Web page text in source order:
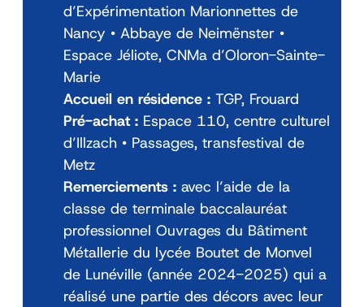
d’Expérimentation Marionnettes de
Nancy • Abbaye de Neimënster •
Espace Jéliote, CNMa d’Oloron-Sainte-
Marie
Accueil en résidence : TGP, Frouard
Pré-achat : Espace 110, centre culturel
d’Illzach • Passages, transfestival de
Metz
Remerciements : avec l’aide de la
classe de terminale baccalauréat
professionnel Ouvrages du Bâtiment
Métallerie du lycée Boutet de Monvel
de Lunéville (année 2024-2025) qui a
réalisé une partie des décors avec leur